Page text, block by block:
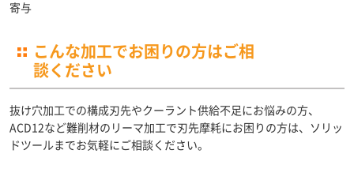
寄与
こんな加工でお困りの方はご相
談ください
抜け穴加工での構成刃先やクーラント供給不足にお悩みの方、
ACD12など難削材のリーマ加工で刃先摩耗にお困りの方は、ソリッ
ドツールまでお気軽にご相談ください。